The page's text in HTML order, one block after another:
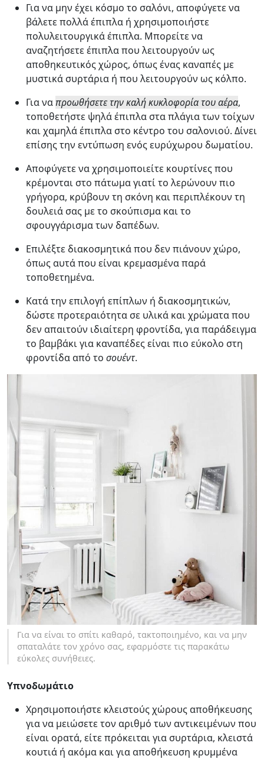
Για να μην έχει κόσμο το σαλόνι, αποφύγετε να
βάλετε πολλά έπιπλα ή χρησιμοποιήστε
πολυλειτουργικά έπιπλα. Μπορείτε να
αναζητήσετε έπιπλα που λειτουργούν ως
αποθηκευτικός χώρος, όπως ένας καναπές με
μυστικά συρτάρια ή που λειτουργούν ως κόλπο.
Για ναπροωθήσετε την καλή κυκλοφορία του αέρα,
τοποθετήστε ψηλά έπιπλα στα πλάγια των τοίχων
και χαμηλά έπιπλα στο κέντρο του σαλονιού. Δίνει
επίσης την εντύπωση ενός ευρύχωρου δωματίου.
Αποφύγετε να χρησιμοποιείτε κουρτίνες που
κρέμονται στο πάτωμα γιατί το λερώνουν πιο
γρήγορα, κρύβουν τη σκόνη και περιπλέκουν τη
δουλειά σας με το σκούπισμα και το
σφουγγάρισμα των δαπέδων.
Επιλέξτε διακοσμητικά που δεν πιάνουν χώρο,
όπως αυτά που είναι κρεμασμένα παρά
τοποθετημένα.
Κατά την επιλογή επίπλων ή διακοσμητικών,
δώστε προτεραιότητα σε υλικά και χρώματα που
δεν απαιτούν ιδιαίτερη φροντίδα, για παράδειγμα
το βαμβάκι για καναπέδες είναι πιο εύκολο στη
φροντίδα από το σουέντ.
Για να είναι το σπίτι καθαρό, τακτοποιημένο, και να μην
σπαταλάτε τον χρόνο σας, εφαρμόστε τις παρακάτω
εύκολες συνήθειες.
Υπνοδωμάτιο
Χρησιμοποιήστε κλειστούς χώρους αποθήκευσης
για να μειώσετε τον αριθμό των αντικειμένων που
είναι ορατά, είτε πρόκειται για συρτάρια, κλειστά
κουτιά ή ακόμα και για αποθήκευση κρυμμένα